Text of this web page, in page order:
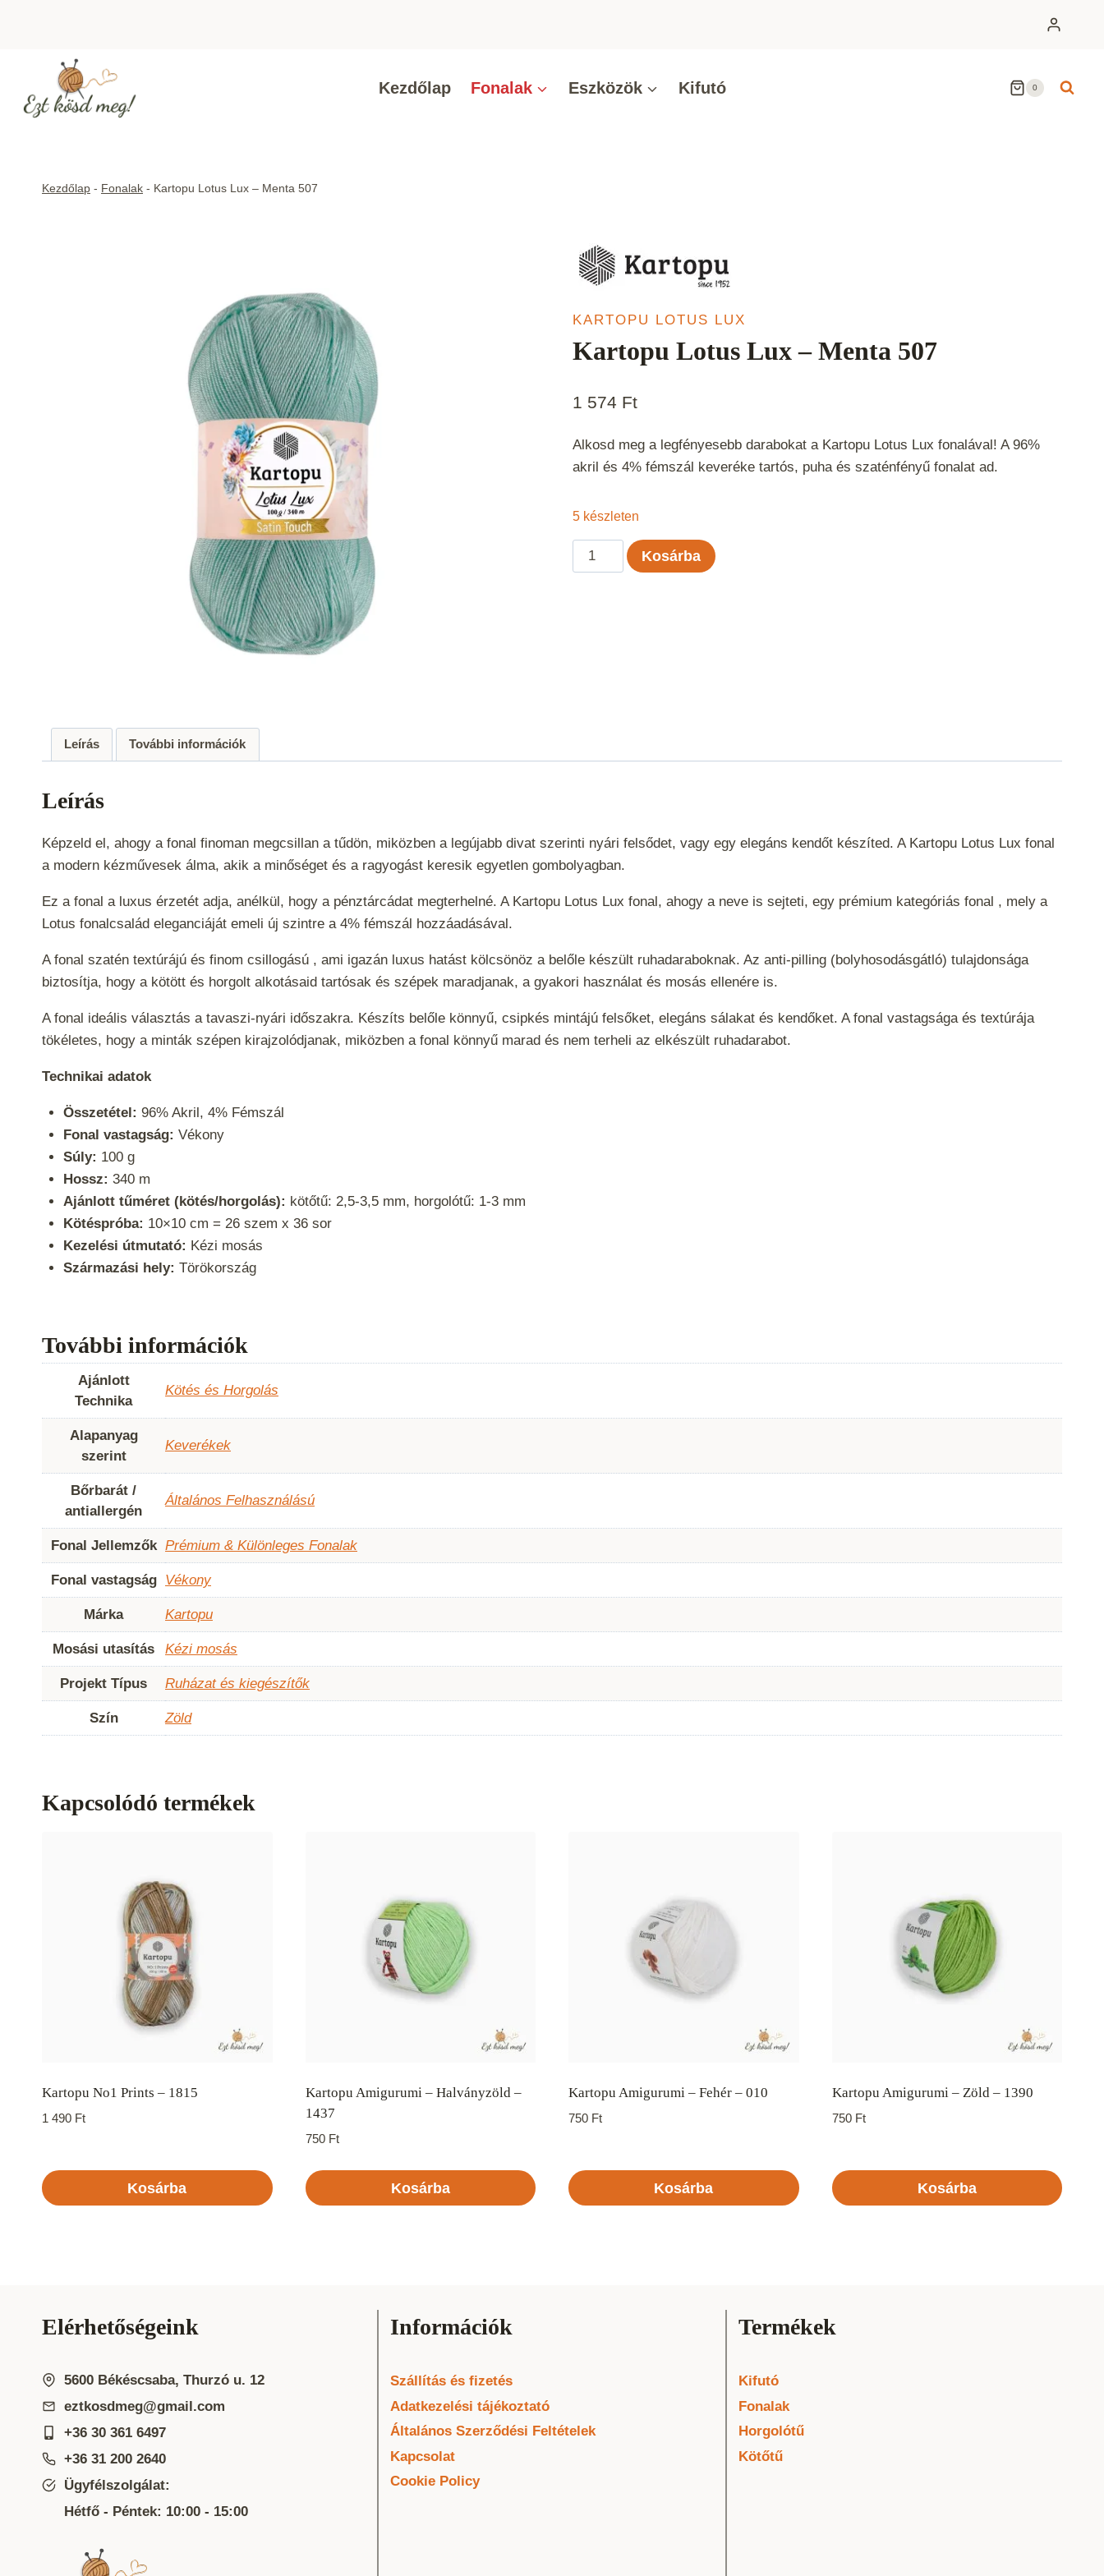
Kezdőlap Fonalak Eszközök Kifutó 0
Kezdőlap - Fonalak - Kartopu Lotus Lux – Menta 507
KARTOPU LOTUS LUX
Kartopu Lotus Lux – Menta 507
1 574 Ft
Alkosd meg a legfényesebb darabokat a Kartopu Lotus Lux fonalával! A 96%
akril és 4% fémszál keveréke tartós, puha és szaténfényű fonalat ad.
5 készleten
Kartopu
Lotus
Kosárba
Leírás További információk
Leírás
Képzeld el, ahogy a fonal finoman megcsillan a tűdön, miközben a legújabb divat szerinti nyári felsődet, vagy egy elegáns kendőt készíted. A Kartopu Lotus Lux fonal
a modern kézművesek álma, akik a minőséget és a ragyogást keresik egyetlen gombolyagban.
Ez a fonal a luxus érzetét adja, anélkül, hogy a pénztárcádat megterhelné. A Kartopu Lotus Lux fonal, ahogy a neve is sejteti, egy prémium kategóriás fonal , mely a
Lotus fonalcsalád eleganciáját emeli új szintre a 4% fémszál hozzáadásával.
A fonal szatén textúrájú és finom csillogású , ami igazán luxus hatást kölcsönöz a belőle készült ruhadaraboknak. Az anti-pilling (bolyhosodásgátló) tulajdonsága
biztosítja, hogy a kötött és horgolt alkotásaid tartósak és szépek maradjanak, a gyakori használat és mosás ellenére is.
A fonal ideális választás a tavaszi-nyári időszakra. Készíts belőle könnyű, csipkés mintájú felsőket, elegáns sálakat és kendőket. A fonal vastagsága és textúrája
tökéletes, hogy a minták szépen kirajzolódjanak, miközben a fonal könnyű marad és nem terheli az elkészült ruhadarabot.
Technikai adatok
Összetétel: 96% Akril, 4% Fémszál
Fonal vastagság: Vékony
Súly: 100 g
Hossz: 340 m
Ajánlott tűméret (kötés/horgolás): kötőtű: 2,5-3,5 mm, horgolótű: 1-3 mm
Kötéspróba: 10×10 cm = 26 szem x 36 sor
Kezelési útmutató: Kézi mosás
Származási hely: Törökország
További információk
Ajánlott
Technika
Kötés és Horgolás
Alapanyag
szerint
Keverékek
Bőrbarát /
antiallergén
Általános Felhasználású
Fonal Jellemzők Prémium & Különleges Fonalak
Fonal vastagság Vékony
Márka Kartopu
Mosási utasítás Kézi mosás
Projekt Típus Ruházat és kiegészítők
Szín Zöld
Kapcsolódó termékek
Kartopu No1 Prints – 1815
1 490 Ft
Kosárba
Kartopu Amigurumi – Halványzöld –
1437
750 Ft
Kosárba
Kartopu Amigurumi – Fehér – 010
750 Ft
Kosárba
Kartopu Amigurumi – Zöld – 1390
750 Ft
Kosárba
Elérhetőségeink
5600 Békéscsaba, Thurzó u. 12
eztkosdmeg@gmail.com
+36 30 361 6497
+36 31 200 2640
Ügyfélszolgálat:
Hétfő - Péntek: 10:00 - 15:00
Információk
Szállítás és fizetés
Adatkezelési tájékoztató
Általános Szerződési Feltételek
Kapcsolat
Cookie Policy
Termékek
Kifutó
Fonalak
Horgolótű
Kötőtű